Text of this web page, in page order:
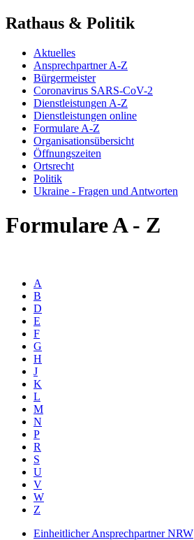
Rathaus & Politik
Aktuelles
Ansprechpartner A-Z
Bürgermeister
Coronavirus SARS-CoV-2
Dienstleistungen A-Z
Dienstleistungen online
Formulare A-Z
Organisationsübersicht
Öffnungszeiten
Ortsrecht
Politik
Ukraine - Fragen und Antworten
Formulare A - Z
A
B
D
E
F
G
H
J
K
L
M
N
P
R
S
U
V
W
Z
Einheitlicher Ansprechpartner NRW